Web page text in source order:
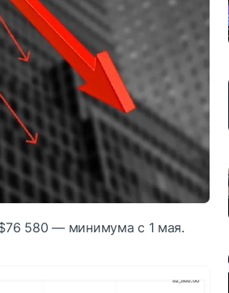
580 — минимума с 1 мая.